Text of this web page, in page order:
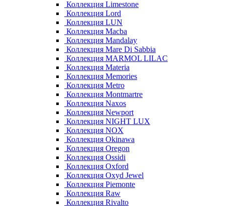
Коллекция Limestone
Коллекция Lord
Коллекция LUN
Коллекция Macba
Коллекция Mandalay
Коллекция Mare Di Sabbia
Коллекция MARMOL LILAC
Коллекция Materia
Коллекция Memories
Коллекция Metro
Коллекция Montmartre
Коллекция Naxos
Коллекция Newport
Коллекция NIGHT LUX
Коллекция NOX
Коллекция Okinawa
Коллекция Oregon
Коллекция Ossidi
Коллекция Oxford
Коллекция Oxyd Jewel
Коллекция Piemonte
Коллекция Raw
Коллекция Rivalto